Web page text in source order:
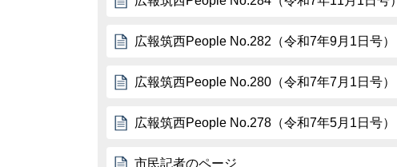
広報筑西People No.282（令和7年9月1日号）
広報筑西People No.280（令和7年7月1日号）
広報筑西People No.278（令和7年5月1日号）
市民記者のページ